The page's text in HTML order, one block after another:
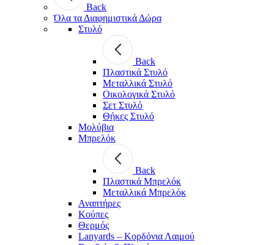
Back
Όλα τα Διαφημιστικά Δώρα
Στυλό
Back
Πλαστικά Στυλό
Μεταλλικά Στυλό
Οικολογικά Στυλό
Σετ Στυλό
Θήκες Στυλό
Μολύβια
Μπρελόκ
Back
Πλαστικά Μπρελόκ
Μεταλλικά Μπρελόκ
Αναπτήρες
Κούπες
Θερμός
Lanyards – Kορδόνια Λαιμού